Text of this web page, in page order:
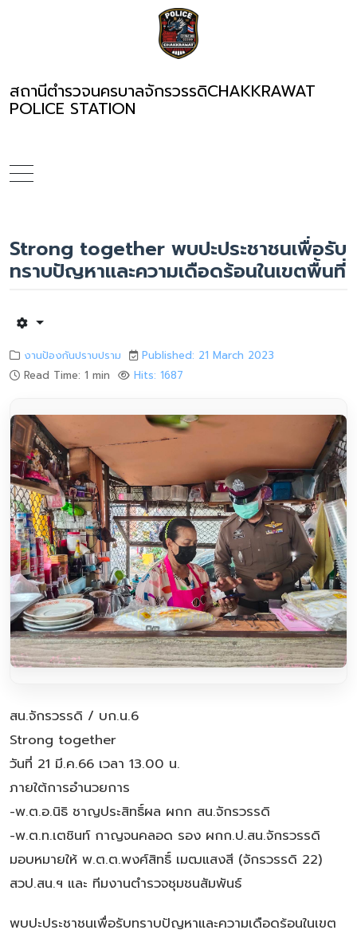
สถานีตำรวจนครบาลจักรวรรดิCHAKKRAWAT
POLICE STATION
Strong together พบปะประชาชนเพื่อรับ
ทราบปัญหาและความเดือดร้อนในเขตพื้นที่
งานป้องกันปราบปราม
Published: 21 March 2023
Read Time: 1 min
Hits: 1687
สน.จักรวรรดิ / บก.น.6
Strong together
วันที่ 21 มี.ค.66 เวลา 13.00 น.
ภายใต้การอำนวยการ
-พ.ต.อ.นิธิ ชาญประสิทธิ์ผล ผกก สน.จักรวรรดิ
-พ.ต.ท.เตชินท์ กาญจนคลอด รอง ผกก.ป.สน.จักรวรรดิ
มอบหมายให้ พ.ต.ต.พงศ์สิทธิ์ เมฒแสงสี (จักรวรรดิ 22)
สวป.สน.ฯ และ ทีมงานตำรวจชุมชนสัมพันธ์
พบปะประชาชนเพื่อรับทราบปัญหาและความเดือดร้อนในเขต